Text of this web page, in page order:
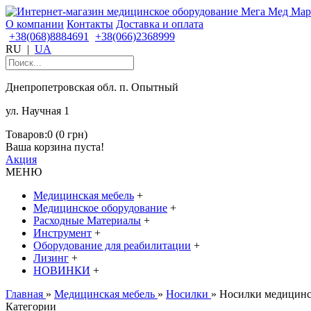
О компании Контакты Доставка и оплата
+38(068)8884691
+38(066)2368999
RU | UA
Днепропетровская обл. п. Опытный
ул. Научная 1
Товаров:0 (0 грн)
Ваша корзина пуста!
Акция
МЕНЮ
Медицинская мебель +
Медицинское оборудование +
Расходные Материалы +
Инструмент +
Оборудование для реабилитации +
Лизинг +
НОВИНКИ +
Главная » Медицинская мебель » Носилки » Носилки
Категории